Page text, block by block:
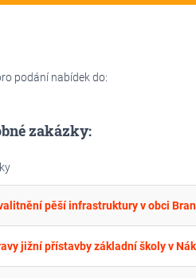
podání nabídek do:
zakázky:
pěší infrastruktury v obci
jižní přístavby základní školy v